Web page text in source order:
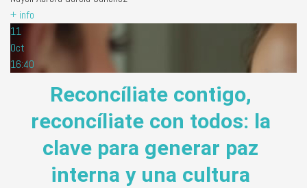
+ info
11
Oct
16:40
Reconcíliate contigo,
reconcíliate con todos: la
clave para generar paz
interna y una cultura